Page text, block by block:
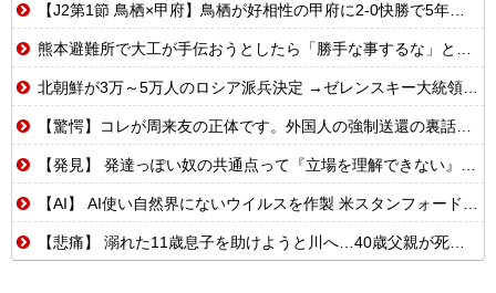
【J2第1節 鳥栖×甲府】鳥栖が好相性の甲府に2-0快勝で5年ぶり開幕白星！田中雄大は古巣に恩返しPK弾
熊本避難所で大工が手伝おうとしたら「勝手な事するな」と行政側に止められた！との証言、内容があまりに胡散臭すぎた結果……
北朝鮮が3万～5万人のロシア派兵決定 →ゼレンスキー大統領「韓国が我々に協力すべき」
【驚愕】コレが周来友の正体です。外国人の強制送還の裏話を聞いて鳥肌が立ちました…
【発見】 発達っぽい奴の共通点って『立場を理解できない』だよな
【AI】 AI使い自然界にないウイルスを作製 米スタンフォード大学が成果発表
【悲痛】 溺れた11歳息子を助けようと川へ…40歳父親が死亡 息子は母親が救助 愛知